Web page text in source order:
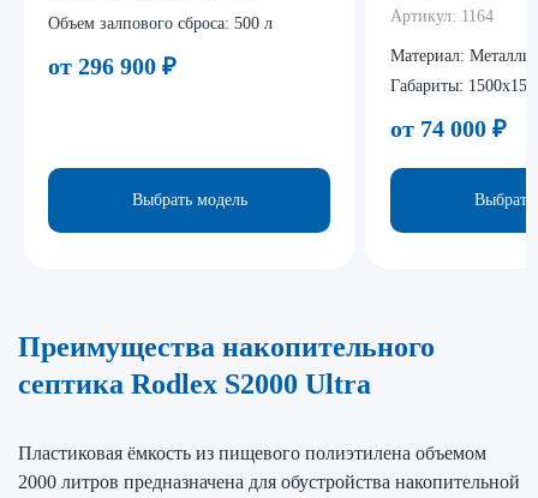
Объем залпового сброса: 500 л
от 296 900 ₽
Выбрать модель
Артикул: 1164
Материал:
Габариты:
от 74 000 ₽
Выбрать
Преимущества накопительного
септика Rodlex S2000 Ultra
Пластиковая ёмкость из пищевого полиэтилена объемом
2000 литров предназначена для обустройства накопительной